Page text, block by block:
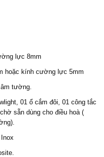
lực 8mm
hoặc kính cường lực 5mm
tường.
01 ổ cắm đôi, 01 công tắc
sẵn dùng cho điều hoà (